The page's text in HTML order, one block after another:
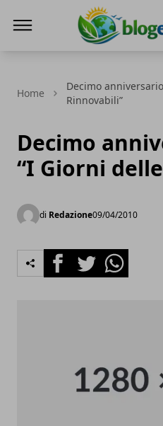
Home
Decimo
Rinnovabili”
Decimo
“I Giorni
di Redazione09/04/2010
FacebookTwitterWhatsapp